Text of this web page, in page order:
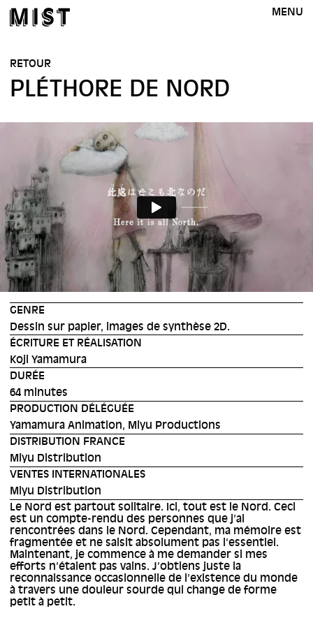
MENU
RETOUR
PLÉTHORE DE NORD
Le Nord est partout solitaire. Ici, tout est le Nord. Ceci
est un compte-rendu des personnes que j’ai
rencontrées dans le Nord. Cependant, ma mémoire est
fragmentée et ne saisit absolument pas l’essentiel.
Maintenant, je commence à me demander si mes
efforts n’étaient pas vains. J’obtiens juste la
reconnaissance occasionnelle de l’existence du monde
à travers une douleur sourde qui change de forme
petit à petit.
GENRE
Dessin sur papier, images de synthèse 2D.
ÉCRITURE ET RÉALISATION
Koji Yamamura
DURÉE
64 minutes
PRODUCTION DÉLÉGUÉE
Yamamura Animation, Miyu Productions
DISTRIBUTION FRANCE
Miyu Distribution
VENTES INTERNATIONALES
Miyu Distribution